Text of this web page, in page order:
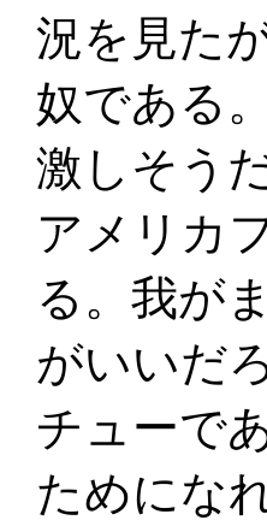
況を見た
奴である
激しそう
アメリカ
る。我が
がいいだ
チューで
ためにな